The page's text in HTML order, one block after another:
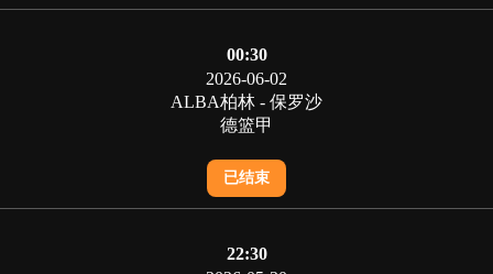
00:30
2026-06-02
ALBA柏林 - 保罗沙
德篮甲
已结束
22:30